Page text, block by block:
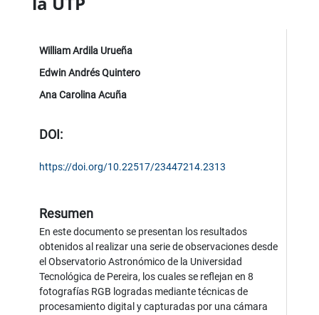
William Ardila Urueña
Edwin Andrés Quintero
Ana Carolina Acuña
DOI:
https://doi.org/10.22517/23447214.2313
Resumen
En este documento se presentan los resultados
obtenidos al realizar una serie de observaciones desde
el Observatorio Astronómico de la Universidad
Tecnológica de Pereira, los cuales se reflejan en 8
fotografías RGB logradas mediante técnicas de
procesamiento digital y capturadas por una cámara